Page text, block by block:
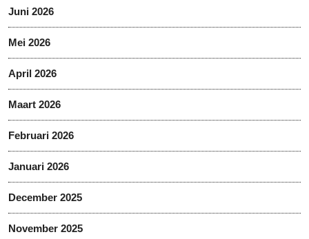
Juni 2026
Mei 2026
April 2026
Maart 2026
Februari 2026
Januari 2026
December 2025
November 2025